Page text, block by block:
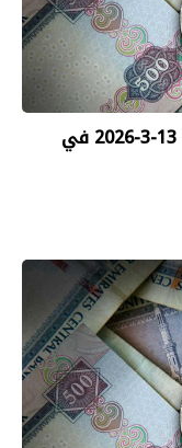
سعر الدرهم الإماراتي اليوم الجمعة 13-3-2026 في